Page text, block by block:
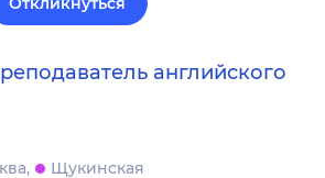
английского
Щукинская